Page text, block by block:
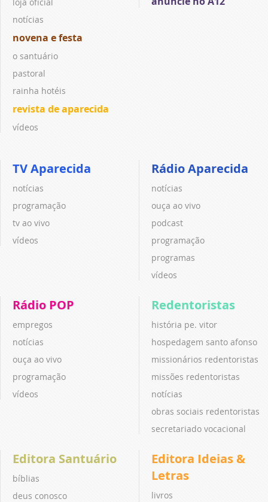
notícias
novena e festa
o santuário
pastoral
rainha hotéis
revista de aparecida
vídeos
TV Aparecida
notícias
programação
tv ao vivo
vídeos
Rádio Aparecida
notícias
ouça ao vivo
podcast
programação
programas
vídeos
Rádio POP
empregos
notícias
ouça ao vivo
programação
vídeos
Redentoristas
história pe. vitor
hospedagem santo afonso
missionários redentoristas
missões redentoristas
notícias
obras sociais redentoristas
secretariado vocacional
Editora Santuário
bíblias
deus conosco
Editora Ideias &
Letras
livros